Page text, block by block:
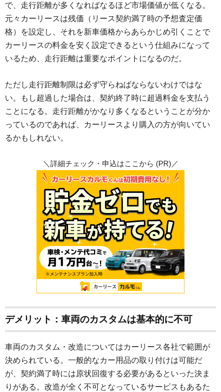
で、走行距離が多くなればなるほど市場価値が低くなる。
元々カーリースは残価（リース契約満了時の予想査定価
格）を設定し、それを新車価格からあらかじめ引くことで
カーリースの料金を安く設定できるという仕組みになって
いるため、走行距離は重要なポイントになるのだ。
ただし走行距離制限は必ず守らねばならないわけではな
い。もし超過した場合は、契約終了時に超過料金を支払う
ことになる。走行距離がかなり多くなるということが分か
っているのであれば、カーリースより購入の方が向いてい
るかもしれない。
＼詳細チェック・申込はここから (PR)／
デメリット：車両のカスタムは基本的に不可
車両のカスタム・改造についてはカーリース各社で範囲が
決められている。一般的なカー用品の取り付けは可能だ
が、契約満了時には原状回復する必要があるといった決ま
りがある。改造が全く不可となっているサービスもあるた